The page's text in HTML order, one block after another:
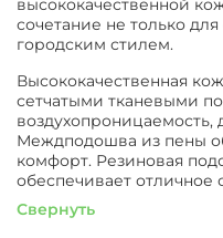
высококачественной
сочетание не только
городским стилем.
Высококачественная
сетчатыми тканевыми
воздухопроницаемость,
Междподошва из пены
комфорт. Резиновая
обеспечивает отличное
Свернуть